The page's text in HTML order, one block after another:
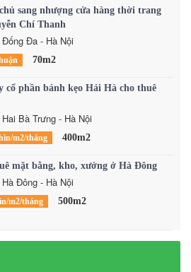
sang nhượng cửa hàng thời trang
Chí Thanh
Đa - Hà Nội
70m2
cổ phần bánh kẹo Hải Hà cho thuê
Bà Trưng - Hà Nội
m2/tháng 400m2
mặt bằng, kho, xưởng ở Hà Đông
Đông - Hà Nội
m2/tháng 500m2